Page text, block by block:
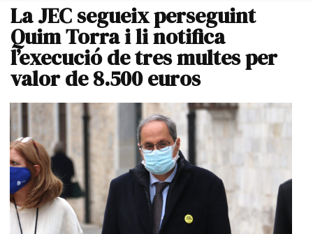
La JEC segueix perseguint
Quim Torra i li notifica
l’execució de tres multes per
valor de 8.500 euros